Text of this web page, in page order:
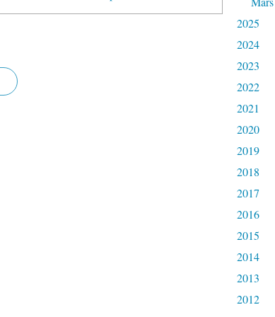
2025
2024
2023
2022
2021
2020
2019
2018
2017
2016
2015
2014
2013
2012